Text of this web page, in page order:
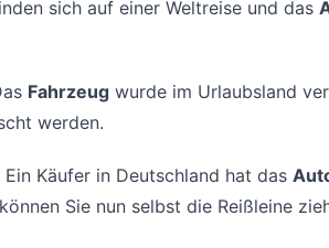
sich auf einer Weltreise und das
Fahrzeug wurde im Urlaubsland
werden.
Ein Käufer in Deutschland hat das
Sie nun selbst die Reißleine